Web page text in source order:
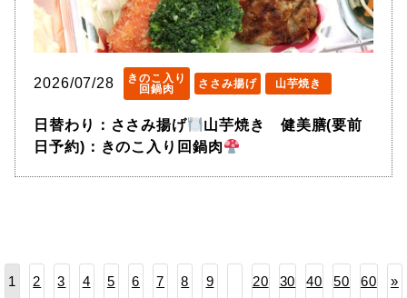
2026/07/28
きのこ入り
回鍋肉
ささみ揚げ 山芋焼き
日替わり：ささみ揚げ
山芋焼き 健美膳(要前
日予約)：きのこ入り回鍋肉
1 2 3 4 5 6 7 8 9 20 30 40 50 60 »